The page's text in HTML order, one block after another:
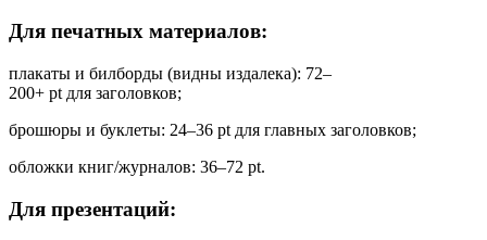
Для печатных материалов:
плакаты и билборды (видны издалека): 72–
200+ pt для заголовков;
брошюры и буклеты: 24–36 pt для главных заголовков;
обложки книг/журналов: 36–72 pt.
Для презентаций: